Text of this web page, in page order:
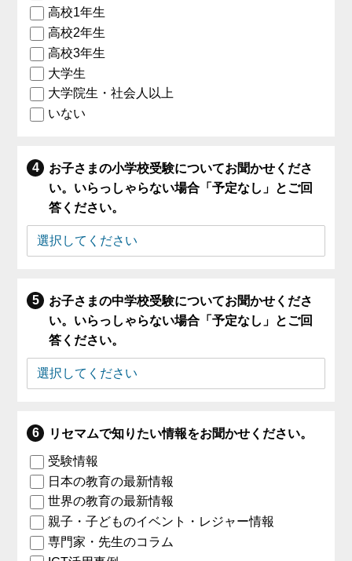
高校1年生
高校2年生
高校3年生
大学生
大学院生・社会人以上
いない
お子さまの小学校受験についてお聞かせくださ
い。いらっしゃらない場合「予定なし」とご回
答ください。
お子さまの中学校受験についてお聞かせくださ
い。いらっしゃらない場合「予定なし」とご回
答ください。
リセマムで知りたい情報をお聞かせください。
受験情報
日本の教育の最新情報
世界の教育の最新情報
親子・子どものイベント・レジャー情報
専門家・先生のコラム